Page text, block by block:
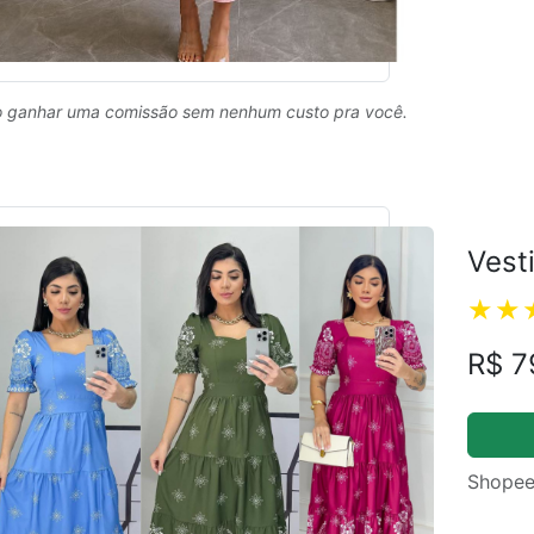
ganhar uma comissão sem nenhum custo pra você.
R$